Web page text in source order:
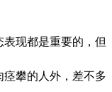
现都是重要的，但
痉攀的人外，差不多